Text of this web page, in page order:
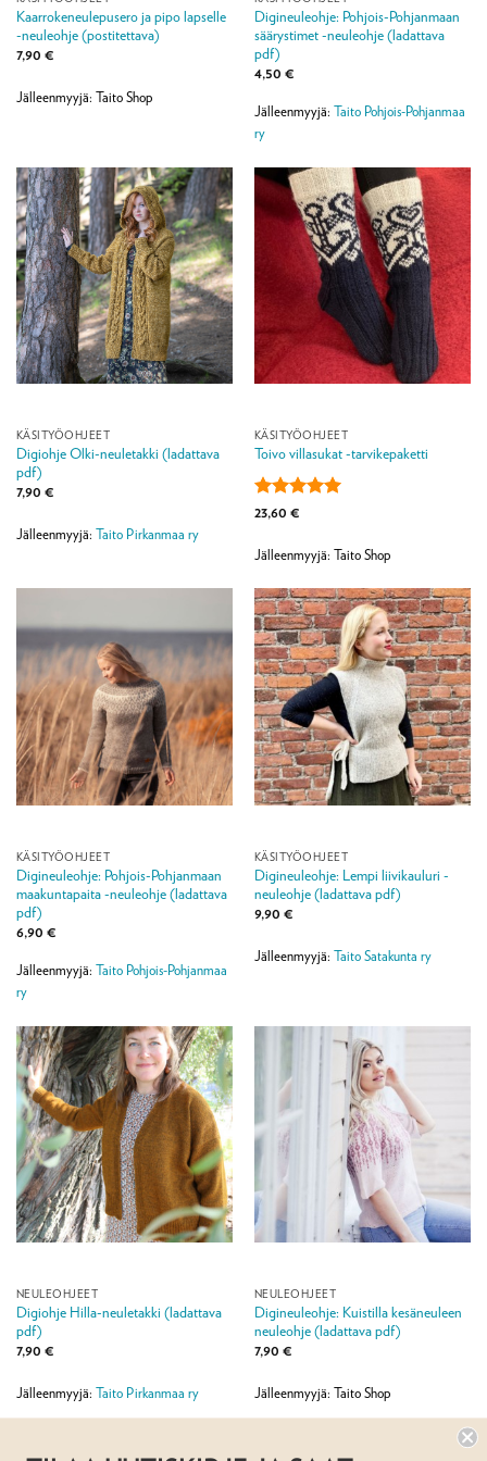
Kaarrokeneulepusero ja pipo lapselle
-neuleohje (postitettava)
7,90 €
Jälleenmyyjä: Taito Shop
Digineuleohje: Pohjois-Pohjanmaan
säärystimet -neuleohje (ladattava
pdf)
4,50 €
Jälleenmyyjä: Taito Pohjois-Pohjanmaa
ry
KÄSITYÖOHJEET
Digiohje Olki-neuletakki (ladattava
pdf)
7,90 €
Jälleenmyyjä: Taito Pirkanmaa ry
KÄSITYÖOHJEET
Toivo villasukat -tarvikepaketti
Arvostelu
/ 5
23,60 €
Jälleenmyyjä: Taito Shop
KÄSITYÖOHJEET
Digineuleohje: Pohjois-Pohjanmaan
maakuntapaita -neuleohje (ladattava
pdf)
6,90 €
Jälleenmyyjä: Taito Pohjois-Pohjanmaa
ry
KÄSITYÖOHJEET
Digineuleohje: Lempi liivikauluri -
neuleohje (ladattava pdf)
9,90 €
Jälleenmyyjä: Taito Satakunta ry
NEULEOHJEET
Digiohje Hilla-neuletakki (ladattava
pdf)
7,90 €
Jälleenmyyjä: Taito Pirkanmaa ry
NEULEOHJEET
Digineuleohje: Kuistilla kesäneuleen
neuleohje (ladattava pdf)
7,90 €
Jälleenmyyjä: Taito Shop